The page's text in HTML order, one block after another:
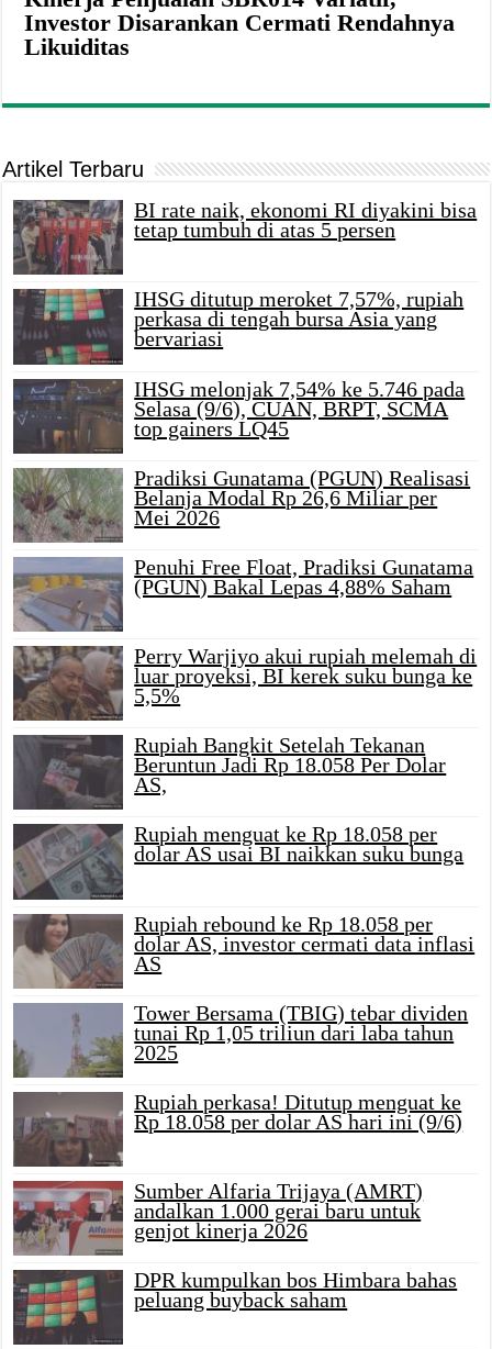
Investor Disarankan Cermati Rendahnya
Likuiditas
Artikel Terbaru
BI rate naik, ekonomi RI diyakini bisa
tetap tumbuh di atas 5 persen
IHSG ditutup meroket 7,57%, rupiah
perkasa di tengah bursa Asia yang
bervariasi
IHSG melonjak 7,54% ke 5.746 pada
Selasa (9/6), CUAN, BRPT, SCMA
top gainers LQ45
Pradiksi Gunatama (PGUN) Realisasi
Belanja Modal Rp 26,6 Miliar per
Mei 2026
Penuhi Free Float, Pradiksi Gunatama
(PGUN) Bakal Lepas 4,88% Saham
Perry Warjiyo akui rupiah melemah di
luar proyeksi, BI kerek suku bunga ke
5,5%
Rupiah Bangkit Setelah Tekanan
Beruntun Jadi Rp 18.058 Per Dolar
AS,
Rupiah menguat ke Rp 18.058 per
dolar AS usai BI naikkan suku bunga
Rupiah rebound ke Rp 18.058 per
dolar AS, investor cermati data inflasi
AS
Tower Bersama (TBIG) tebar dividen
tunai Rp 1,05 triliun dari laba tahun
2025
Rupiah perkasa! Ditutup menguat ke
Rp 18.058 per dolar AS hari ini (9/6)
Sumber Alfaria Trijaya (AMRT)
andalkan 1.000 gerai baru untuk
genjot kinerja 2026
DPR kumpulkan bos Himbara bahas
peluang buyback saham